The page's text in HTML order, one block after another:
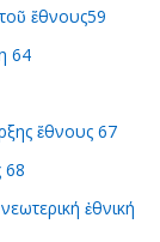
ἔθνους59
64
ἔθνους 67
68
ἐθνική